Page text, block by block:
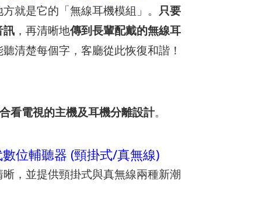
就是它的「無線耳機模組」。 只要
訊 ，再清晰地傳到長輩配戴的無線耳
清楚每個字，客廳從此恢復和諧！
看電視的主機及耳機分離設計。
位輔聽器 (頸掛式/真無線)
，並提供頸掛式與真無線兩種新潮